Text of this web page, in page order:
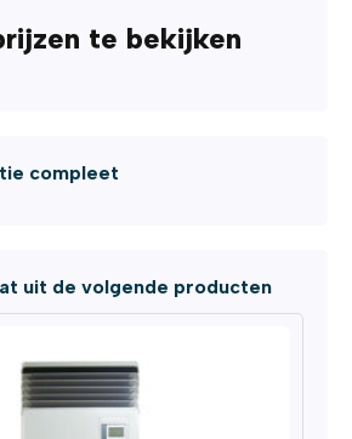
te bekijken
compleet
uit de volgende producten